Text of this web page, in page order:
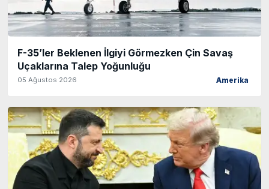
F-35’ler Beklenen İlgiyi Görmezken Çin Savaş
Uçaklarına Talep Yoğunluğu
05 Ağustos 2026 Amerika